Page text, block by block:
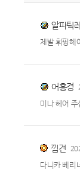
알파틱
제발 휘핑헤
어흥경
미나 헤어 주
낌견
다니카 베